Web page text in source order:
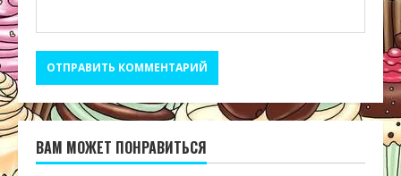
ВАМ МОЖЕТ ПОНРАВИТЬСЯ